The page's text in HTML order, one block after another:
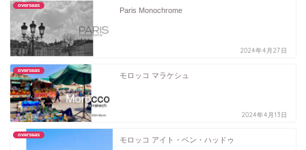
overseas
Paris Monochrome
2024年4月27日
overseas
モロッコ マラケシュ
2024年4月13日
overseas
モロッコ アイト・ベン・ハッドゥ